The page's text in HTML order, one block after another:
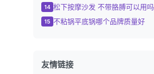
14 松下按摩沙发 不带胳膊可以用吗
15 不粘锅平底锅哪个品牌质量好
友情链接